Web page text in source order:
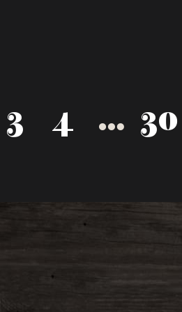
3 4 ... 30